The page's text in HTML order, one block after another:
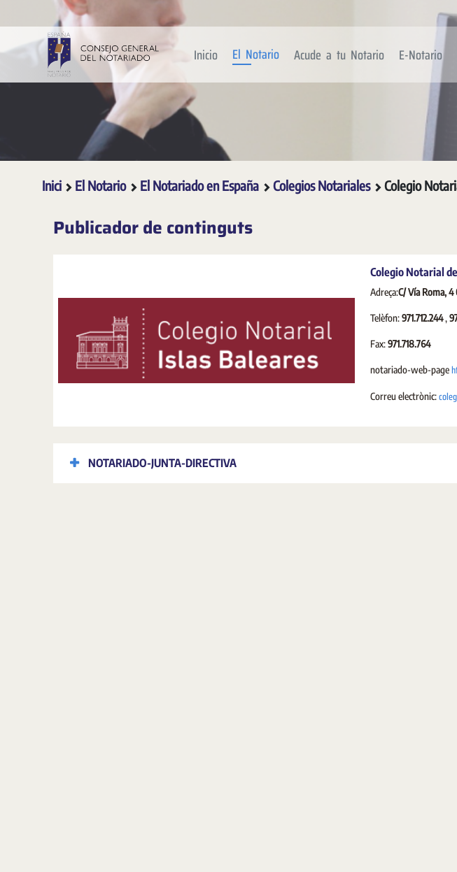
Salta al contingut principal
Inicio El Notario Acude a tu Notario E-Notario
Inici El Notario El Notariado en España Colegios Notariales Colegio
Publicador de continguts
Colegio Notarial
Adreça:C/ Vía Roma,
Telèfon:971.712.244,
Fax:971.718.764
notariado-web-page
Correu electrònic:
NOTARIADO-JUNTA-DIRECTIVA